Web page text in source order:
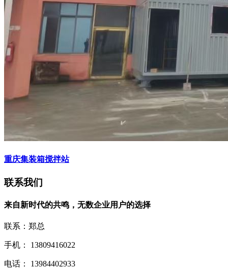
重庆集装箱搅拌站
联系我们
来自新时代的共鸣，无数企业用户的选择
联系：郑总
手机： 13809416022
电话： 13984402933